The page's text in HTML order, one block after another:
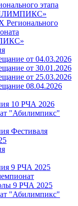
этапа
Регионального
от 04.03.2026
от 30.01.2026
от 25.03.2026
08.04.2026
10 РЧА 2026
"Абилимпикс"
Фестиваля
9 РЧА 2025
9 РЧА 2025
"Абилимпикс"